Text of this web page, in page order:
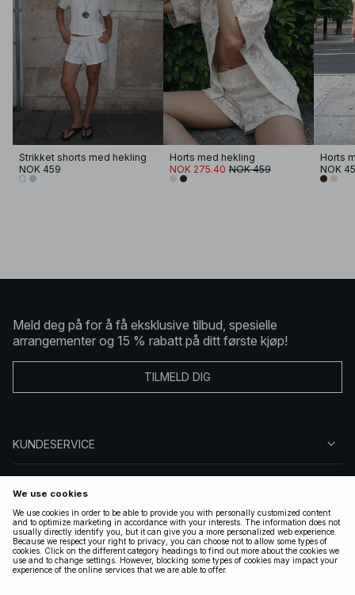
Strikket shorts med hekling
NOK 459
Horts med hekling
NOK 275.40 NOK 459
Horts
NOK
Meld deg på for å få eksklusive tilbud, spesielle
arrangementer og 15 % rabatt på ditt første kjøp!
TILMELD DIG
KUNDESERVICE
FØLG OSS
LOVLIG